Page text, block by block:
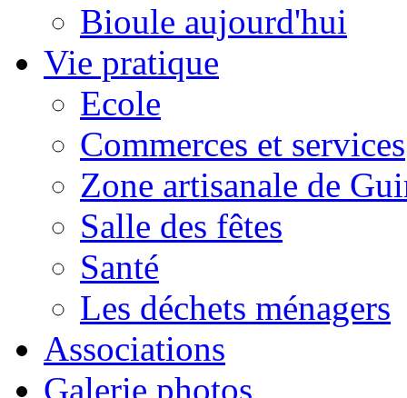
Bioule aujourd'hui
Vie pratique
Ecole
Commerces et services
Zone artisanale de
Salle des fêtes
Santé
Les déchets ménagers
Associations
Galerie photos